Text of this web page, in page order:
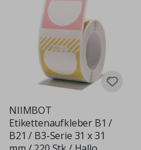
NIIMBOT
Etikettenaufkleber B1 /
B21 / B3-Serie 31 x 31